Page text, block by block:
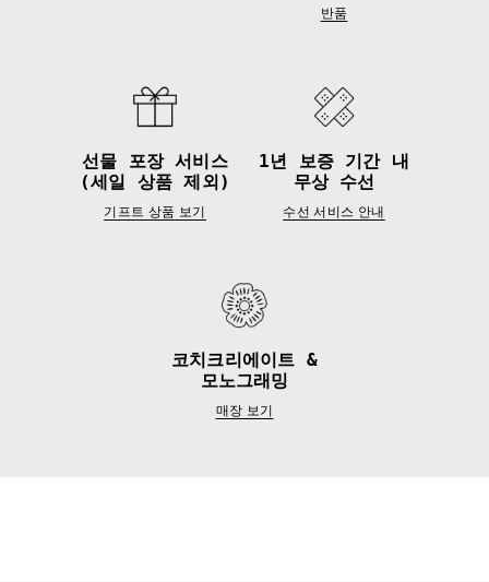
반품
선물 포장 서비스
(세일 상품 제외)
기프트 상품 보기
1년 보증 기간 내
무상 수선
수선 서비스 안내
코치크리에이트 &
모노그래밍
매장 보기